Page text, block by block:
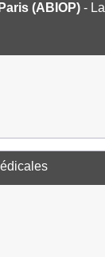
(ABIOP) -